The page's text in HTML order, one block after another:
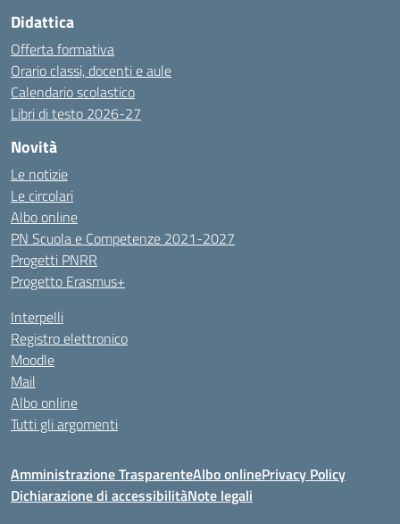
Didattica
Offerta formativa
Orario classi, docenti e aule
Calendario scolastico
Libri di testo 2026-27
Novità
Le notizie
Le circolari
Albo online
PN Scuola e Competenze 2021-2027
Progetti PNRR
Progetto Erasmus+
Interpelli
Registro elettronico
Moodle
Mail
Albo online
Tutti gli argomenti
Amministrazione TrasparenteAlbo onlinePrivacy Policy
Dichiarazione di accessibilitàNote legali